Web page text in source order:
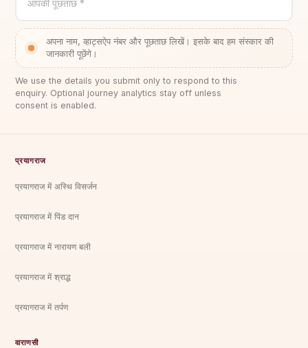
आपकी पूछताछ *
अपना नाम, व्हाट्सऐप नंबर और पूछताछ लिखें। इसके बाद हम संस्कार की
जानकारी पूछेंगे।
We use the details you submit only to respond to this
enquiry. Optional journey analytics stay off unless
consent is enabled.
प्रयागराज
प्रयागराज में अस्थि विसर्जन
प्रयागराज में पिंड दान
प्रयागराज में नारायण बली
प्रयागराज में श्राद्ध
प्रयागराज में तर्पण
वाराणसी